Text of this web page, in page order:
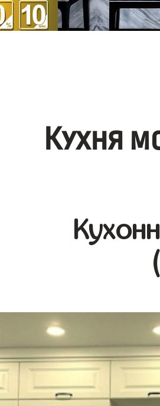
Кухня